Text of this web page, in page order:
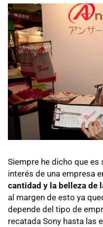
Siempre he dicho que es
interés de una empresa
cantidad y la belleza de
al margen de esto ya
depende del tipo de
recatada Sony hasta las